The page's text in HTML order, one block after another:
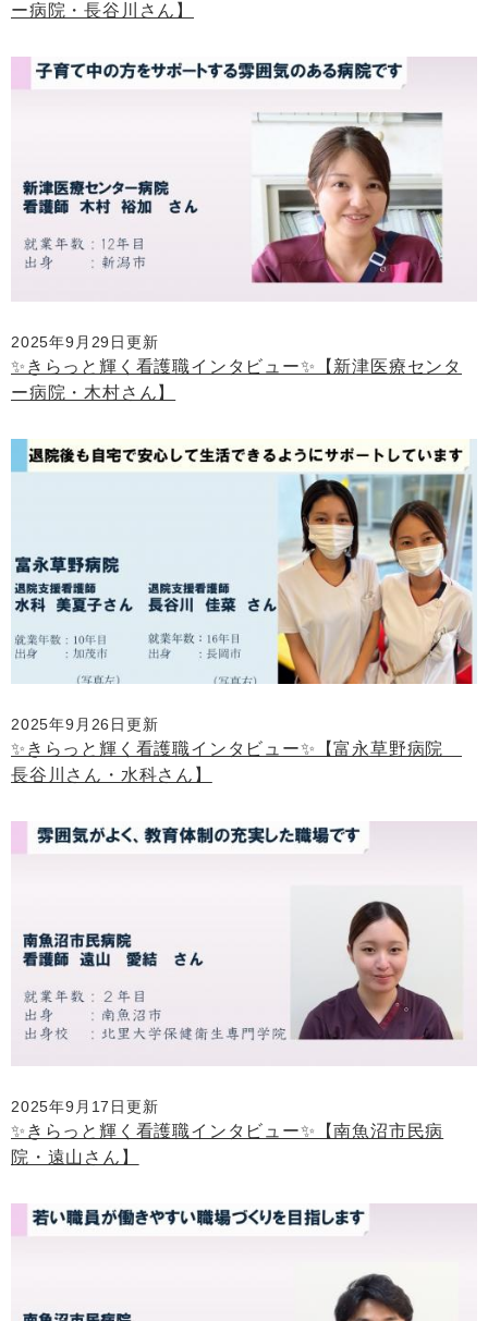
ー病院・長谷川さん】
2025年9月29日更新
✨きらっと輝く看護職インタビュー✨【新津医療センタ
ー病院・木村さん】
2025年9月26日更新
✨きらっと輝く看護職インタビュー✨【富永草野病院
長谷川さん・水科さん】
2025年9月17日更新
✨きらっと輝く看護職インタビュー✨【南魚沼市民病
院・遠山さん】